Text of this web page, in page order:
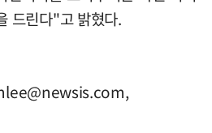
드린다"고 밝혔다.
,